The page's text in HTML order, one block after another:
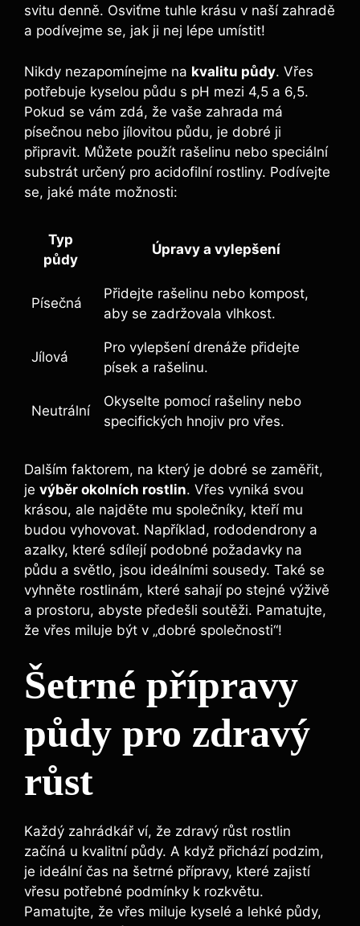
svitu denně. Osviťme tuhle krásu v naší zahradě
a podívejme se, jak ji nej lépe umístit!
Nikdy nezapomínejme na kvalitu půdy. Vřes
potřebuje kyselou půdu s pH mezi 4,5 a 6,5.
Pokud se vám zdá, že vaše zahrada má
písečnou nebo jílovitou půdu, je dobré ji
připravit. Můžete použít rašelinu nebo speciální
substrát určený pro acidofilní rostliny. Podívejte
se, jaké máte možnosti:
Typ
půdy
Úpravy a vylepšení
Písečná
Přidejte rašelinu nebo kompost,
aby se zadržovala vlhkost.
Jílová
Pro vylepšení drenáže přidejte
písek a rašelinu.
Neutrální
Okyselte pomocí rašeliny nebo
specifických hnojiv pro vřes.
Dalším faktorem, na který je dobré se zaměřit,
je výběr okolních rostlin. Vřes vyniká svou
krásou, ale najděte mu společníky, kteří mu
budou vyhovovat. Například, rododendrony a
azalky, které sdílejí podobné požadavky na
půdu a světlo, jsou ideálními sousedy. Také se
vyhněte rostlinám, které sahají po stejné výživě
a prostoru, abyste předešli soutěži. Pamatujte,
že vřes miluje být v „dobré společnosti“!
Šetrné přípravy
půdy pro zdravý
růst
Každý zahrádkář ví, že zdravý růst rostlin
začíná u kvalitní půdy. A když přichází podzim,
je ideální čas na šetrné přípravy, které zajistí
vřesu potřebné podmínky k rozkvětu.
Pamatujte, že vřes miluje kyselé a lehké půdy,